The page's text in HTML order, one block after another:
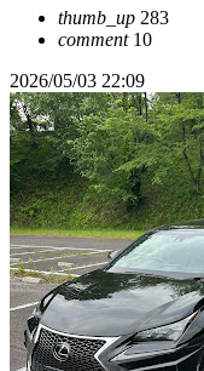
thumb_up 283
comment10
2026/05/03 22:09